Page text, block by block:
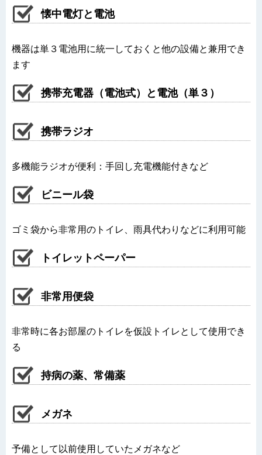
懐中電灯と電池
機器は単３電池用に統一しておくと他の設備と兼用でき
ます
携帯充電器（電池式）と電池（単３）
携帯ラジオ
多機能ラジオが便利：手回し充電機能付きなど
ビニール袋
ゴミ袋から非常用のトイレ、雨具代わりなどに利用可能
トイレットペーパー
非常用便袋
非常時に各お部屋のトイレを仮設トイレとして使用でき
る
持病の薬、常備薬
メガネ
予備として以前使用していたメガネなど